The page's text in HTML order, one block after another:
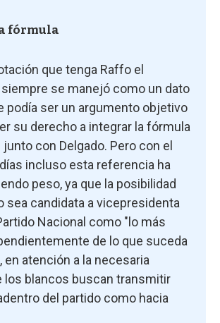
fórmula
que tenga Raffo el
se manejó como un dato
podía ser un argumento objetivo
su derecho a integrar la fórmula
con Delgado. Pero con el
incluso esta referencia ha
peso, ya que la posibilidad
sea candidata a vicepresidenta
Nacional como "lo más
de lo que suceda
en atención a la necesaria
los blancos buscan transmitir
del partido como hacia